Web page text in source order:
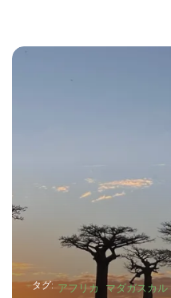
タグ: アフリカ マダガスカル